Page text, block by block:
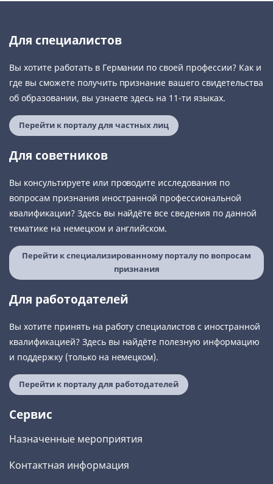
Для специалистов
Вы хотите работать в Германии по своей профессии? Как и
где вы сможете получить признание вашего свидетельства
об образовании, вы узнаете здесь на 11-ти языках.
Перейти к порталу для частных лиц
Для советников
Вы консультируете или проводите исследования по
вопросам признания иностранной профессиональной
квалификации? Здесь вы найдёте все сведения по данной
тематике на немецком и английском.
Перейти к специализированному порталу по вопросам
признания
Для работодателей
Вы хотите принять на работу специалистов с иностранной
квалификацией? Здесь вы найдёте полезную информацию
и поддержку (только на немецком).
Перейти к порталу для работодателей
Сервис
Назначенные мероприятия
Контактная информация